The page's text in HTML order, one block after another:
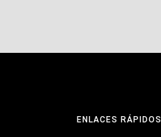
ENLACES RÁPIDOS